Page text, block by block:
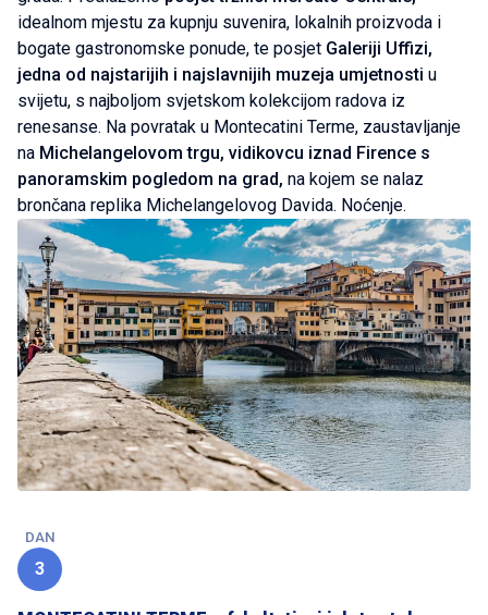
idealnom mjestu za kupnju suvenira, lokalnih proizvoda i
bogate gastronomske ponude, te posjet Galeriji Uffizi,
jedna od najstarijih i najslavnijih muzeja umjetnosti u
svijetu, s najboljom svjetskom kolekcijom radova iz
renesanse. Na povratak u Montecatini Terme, zaustavljanje
na Michelangelovom trgu, vidikovcu iznad Firence s
panoramskim pogledom na grad, na kojem se nalaz
brončana replika Michelangelovog Davida. Noćenje.
DAN
3